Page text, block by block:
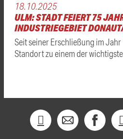
18.10.2025
ULM: STADT FEIERT 75
INDUSTRIEGEBIET
Seit seiner Erschließung im
Standort zu einem der